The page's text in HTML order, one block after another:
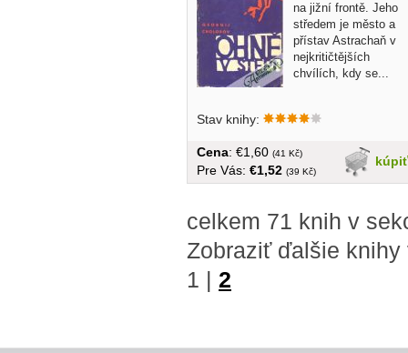
na jižní frontě. Jeho
středem je město a
přístav Astrachaň v
nejkritičtějších
chvílích, kdy se...
Stav knihy:
kúpiť
Cena: €1,60 (41 Kč)
Pre Vás: €1,52 (39 Kč)
celkem 71 knih v
Zobraziť ďalšie
1 | 2